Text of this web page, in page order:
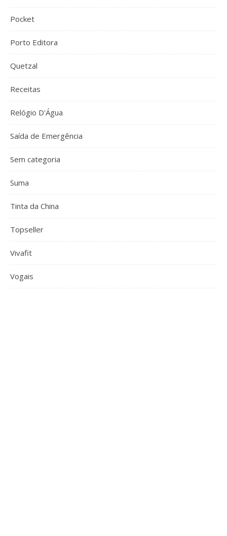
Pocket
Porto Editora
Quetzal
Receitas
Relógio D'Água
Saída de Emergência
Sem categoria
Suma
Tinta da China
Topseller
Vivafit
Vogais